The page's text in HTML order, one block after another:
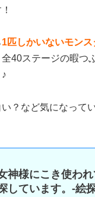
1匹しかいないモン
全40ステージの暇つ
？など気になって
神様にこき使わ
しています。-絵